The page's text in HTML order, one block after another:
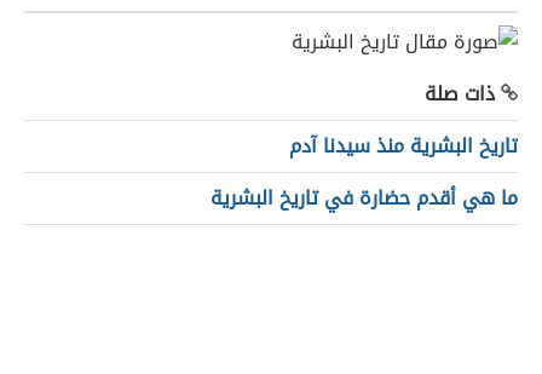
ذات صلة
تاريخ البشرية منذ سيدنا آدم
ما هي أقدم حضارة في تاريخ البشرية